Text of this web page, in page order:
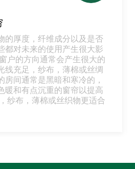
的厚度，纤维成分以及是否
都对未来的使用产生很大影
户的方向通常会产生很大的
线充足，纱布，薄棉或丝绸
房间通常是黑暗和寒冷的，
暖和有点沉重的窗帘以提高
纱布，薄棉或丝织物更适合